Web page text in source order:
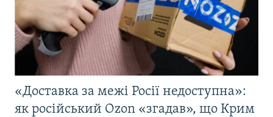
«Доставка за межі Росії недоступна»:
як російський Ozon «згадав», що Крим